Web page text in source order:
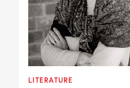
LITERATURE